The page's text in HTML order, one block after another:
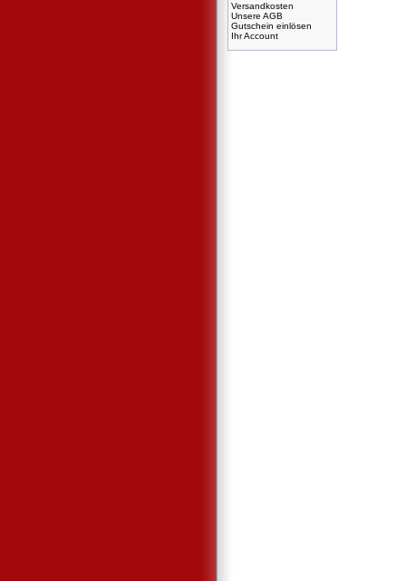
Versandkosten
Unsere AGB
Gutschein einlösen
Ihr Account